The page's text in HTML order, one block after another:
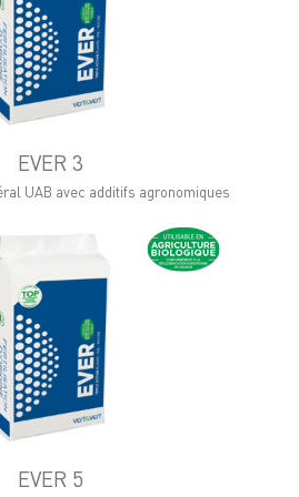
EVER 3
UAB avec additifs agronomiques
EVER 5